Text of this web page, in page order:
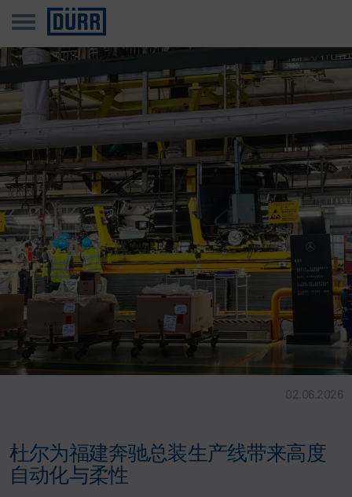
02.06.2026
杜尔为福建奔驰总装生产线带来高度
自动化与柔性